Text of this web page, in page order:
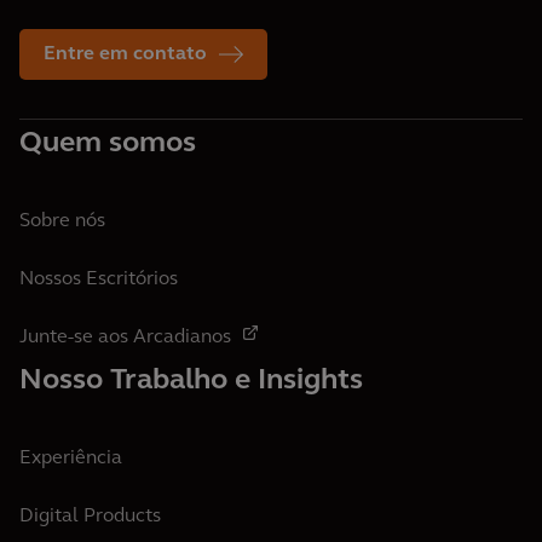
Entre em contato
Quem somos
Sobre nós
Nossos Escritórios
Junte-se aos Arcadianos
Nosso Trabalho e Insights
Experiência
Digital Products